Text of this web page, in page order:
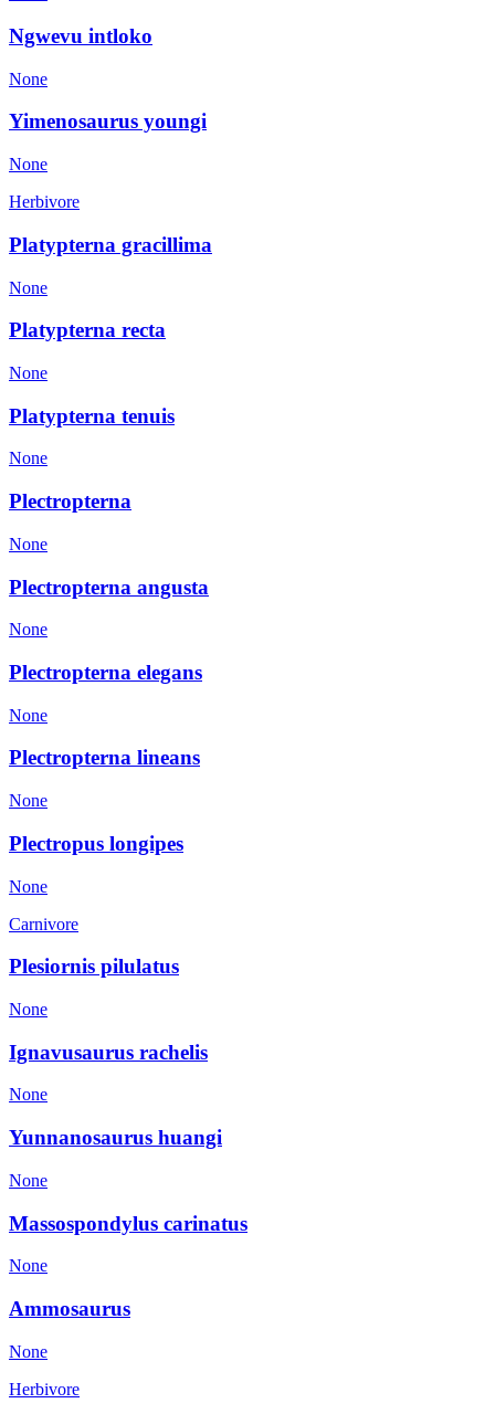
Ngwevu intloko
None
Yimenosaurus youngi
None
Herbivore
Platypterna gracillima
None
Platypterna recta
None
Platypterna tenuis
None
Plectropterna
None
Plectropterna angusta
None
Plectropterna elegans
None
Plectropterna lineans
None
Plectropus longipes
None
Carnivore
Plesiornis pilulatus
None
Ignavusaurus rachelis
None
Yunnanosaurus huangi
None
Massospondylus carinatus
None
Ammosaurus
None
Herbivore